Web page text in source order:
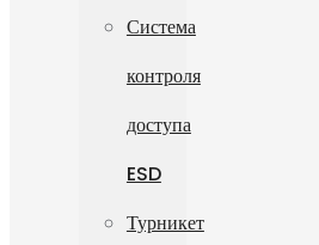
Система
контроля
доступа
ESD
Турникет